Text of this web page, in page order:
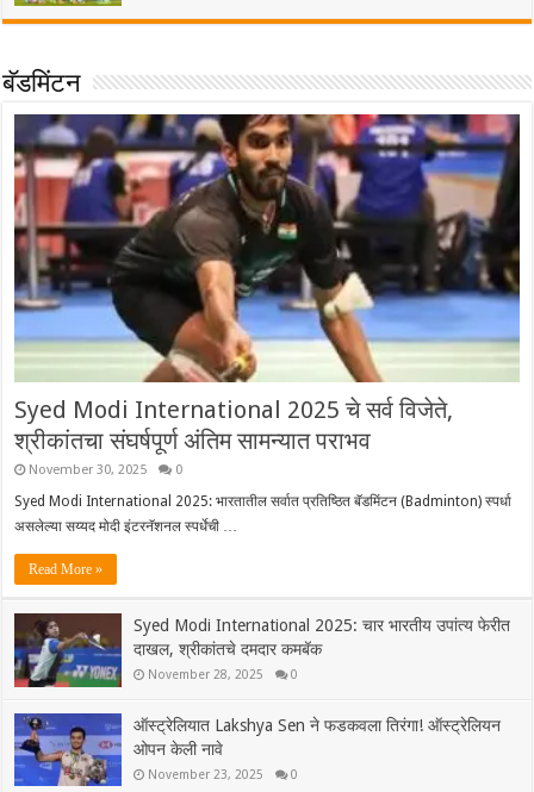
बॅडमिंटन
Syed Modi International 2025 चे सर्व विजेते,
श्रीकांतचा संघर्षपूर्ण अंतिम सामन्यात पराभव
November 30, 2025 0
Syed Modi International 2025: भारतातील सर्वात प्रतिष्ठित बॅडमिंटन (Badminton) स्पर्धा
असलेल्या सय्यद मोदी इंटरनॅशनल स्पर्धेची …
Read More »
Syed Modi International 2025: चार भारतीय उपांत्य फेरीत
दाखल, श्रीकांतचे दमदार कमबॅक
November 28, 2025 0
ऑस्ट्रेलियात Lakshya Sen ने फडकवला तिरंगा! ऑस्ट्रेलियन
ओपन केली नावे
November 23, 2025 0